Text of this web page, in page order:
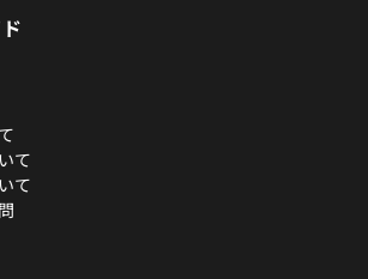
て
て